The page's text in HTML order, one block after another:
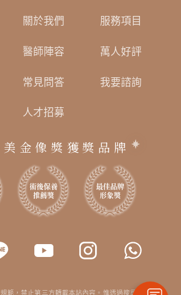
關於我們 服務項目
醫師陣容 萬人好評
常見問答 我要諮詢
人才招募
金像獎獲獎品牌
範，禁止第三方轉載本站內容。惟透過搜尋